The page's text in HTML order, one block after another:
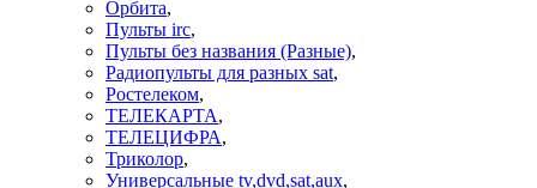
Орбита,
Пульты irc,
Пульты без названия (Разные),
Радиопульты для разных sat,
Ростелеком,
ТЕЛЕКАРТА,
ТЕЛЕЦИФРА,
Триколор,
Универсальные tv,dvd,sat,aux,